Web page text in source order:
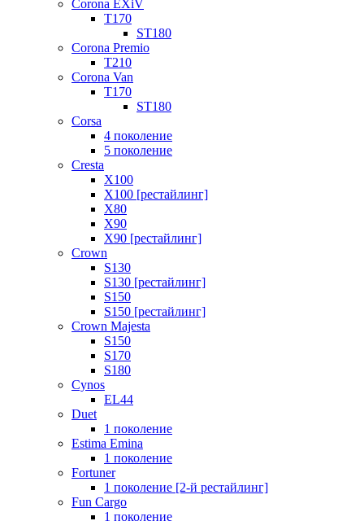
Corona EXiV
T170
ST180
Corona Premio
T210
Corona Van
T170
ST180
Corsa
4 поколение
5 поколение
Cresta
X100
X100 [рестайлинг]
X80
X90
X90 [рестайлинг]
Crown
S130
S130 [рестайлинг]
S150
S150 [рестайлинг]
Crown Majesta
S150
S170
S180
Cynos
EL44
Duet
1 поколение
Estima Emina
1 поколение
Fortuner
1 поколение [2-й рестайлинг]
Fun Cargo
1 поколение